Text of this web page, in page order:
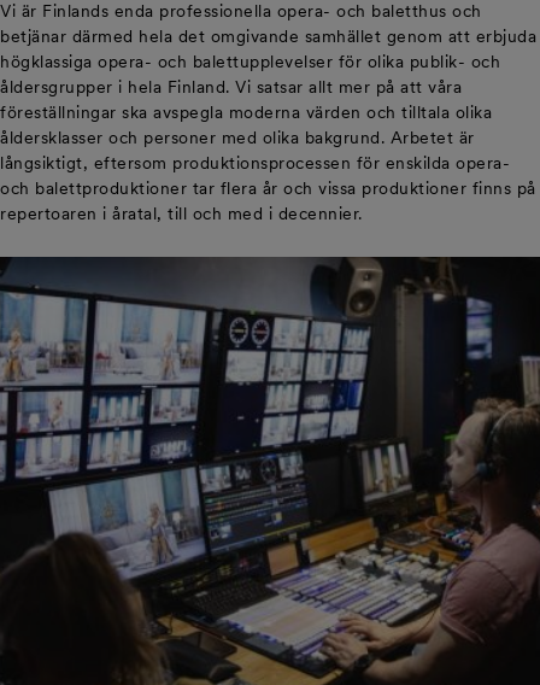
Vi är Finlands enda professionella opera- och baletthus och
betjänar därmed hela det omgivande samhället genom att erbjuda
högklassiga opera- och balettupplevelser för olika publik- och
åldersgrupper i hela Finland. Vi satsar allt mer på att våra
föreställningar ska avspegla moderna värden och tilltala olika
åldersklasser och personer med olika bakgrund. Arbetet är
långsiktigt, eftersom produktionsprocessen för enskilda opera-
och balettproduktioner tar flera år och vissa produktioner finns på
repertoaren i åratal, till och med i decennier.